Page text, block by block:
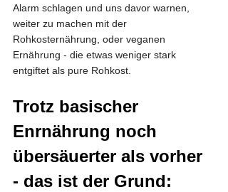
Alarm schlagen und uns davor warnen,
weiter zu machen mit der
Rohkosternährung, oder veganen
Ernährung - die etwas weniger stark
entgiftet als pure Rohkost.
Trotz basischer
Enrnährung noch
übersäuerter als vorher
- das ist der Grund: